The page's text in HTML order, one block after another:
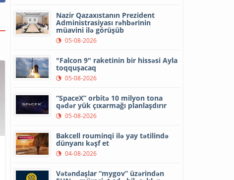
Nazir Qazaxıstanın Prezident
Administrasiyası rəhbərinin
müavini ilə görüşüb
05-08-2026
"Falcon 9" raketinin bir hissəsi Ayla
toqquşacaq
05-08-2026
“SpaceX” orbitə 10 milyon tona
qədər yük çıxarmağı planlaşdırır
05-08-2026
Bakcell rouminqi ilə yay tətilində
dünyanı kəşf et
04-08-2026
Vətəndaşlar “mygov” üzərindən